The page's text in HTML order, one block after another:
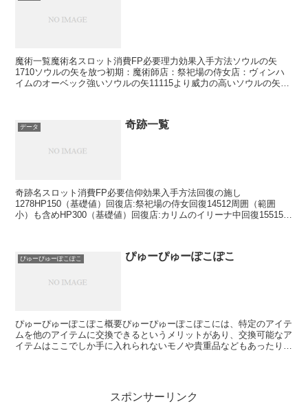
魔術一覧魔術名スロット消費FP必要理力効果入手方法ソウルの矢
1710ソウルの矢を放つ初期：魔術師店：祭祀場の侍女店：ヴィンハ
イムのオーベック強いソウルの矢11115より威力の高いソウルの矢を
データ 奇跡一覧
奇跡名スロット消費FP必要信仰効果入手方法回復の施し
1278HP150（基礎値）回復店:祭祀場の侍女回復14512周囲（範囲
小）も含めHP300（基礎値）回復店:カリムのイリーナ中回復15515周
ぴゅーぴゅーぽこぽこ ぴゅーぴゅーぽこぽこ
ぴゅーぴゅーぽこぽこ概要ぴゅーぴゅーぽこぽこには、特定のアイテ
ムを他のアイテムに交換できるというメリットがあり、交換可能なア
イテムはここでしか手に入れられないモノや貴重品などもあったりし
スポンサーリンク